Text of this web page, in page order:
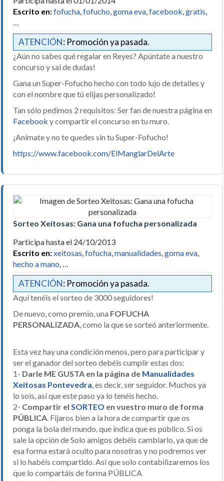
Escrito en:fofucha fofucho goma eva facebook gratis
ATENCIÓN: Promoción ya pasada.
¿Aún no sabes qué regalar en Reyes? Apúntate a nuestro
concurso y sal de dudas!
Gana un Super-Fofucho hecho con todo lujo de detalles y
con el nombre que tú elijas personalizado!
Tan sólo pedimos 2 requisitos: Ser fan de nuestra página en
Facebook y compartir el concurso en tu muro.
¡Anímate y no te quedes sin tu Super-Fofucho!
https://www.facebook.com/ElManglarDelArte
Sorteo Xeitosas: Gana una fofucha personalizada
Participa hasta el 24/10/2013
Escrito en:xeitosas fofucha manualidades goma eva
hecho a mano
ATENCIÓN: Promoción ya pasada.
Aquí tenéis el sorteo de 3000 seguidores!
De nuevo, como premio, una FOFUCHA
PERSONALIZADA , como la que se sorteó anteriormente.
Esta vez hay una condición menos, pero para participar y
ser el ganador del sorteo debéis cumplir estas dos:
1- Darle ME GUSTA en la página de Manualidades
Xeitosas Pontevedra , es decir, ser seguidor. Muchos ya
lo sois, así que este paso ya lo tenéis hecho.
2- Compartir el SORTEO en vuestro muro de forma
PÚBLICA . Fijaros bien a la hora de compartir que os
ponga la bola del mundo, que indica que es público. Si os
sale la opción de Solo amigos debéis cambiarlo, ya que de
esa forma estará oculto para nosotras y no podremos ver
si lo habéis compartido. Así que solo contabilizaremos los
que lo compartáis de forma PÚBLICA